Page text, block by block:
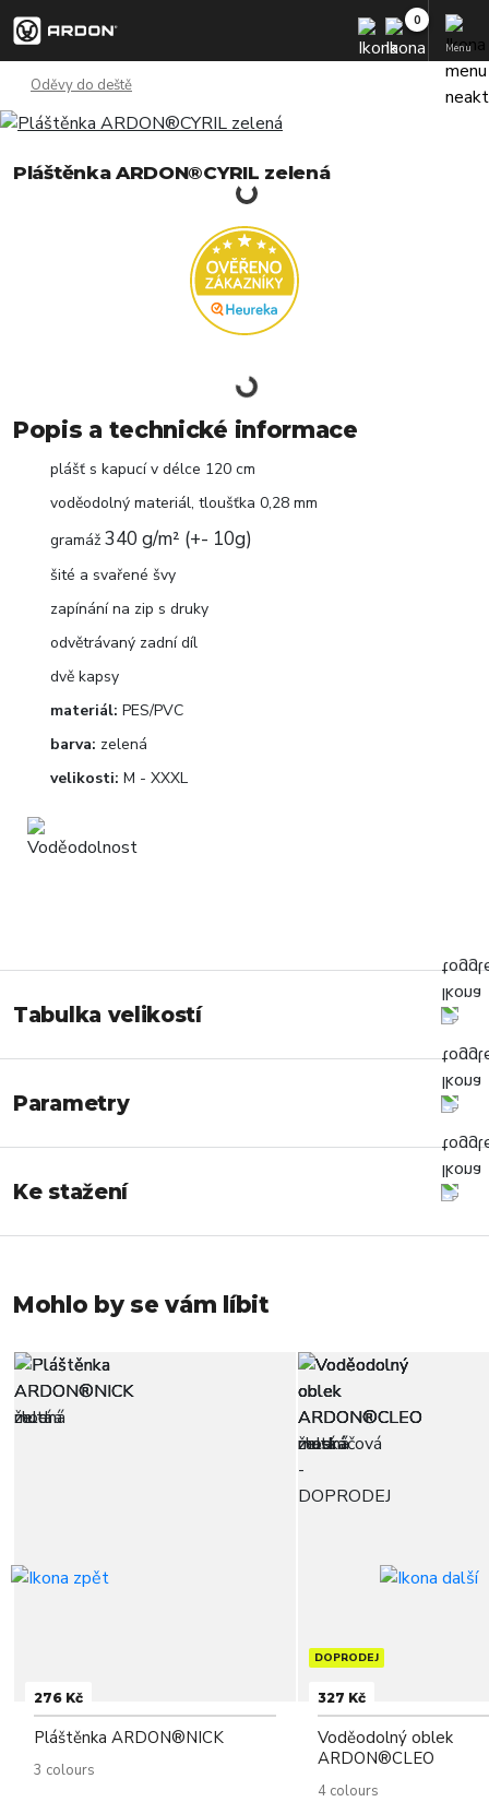
Menu
Oděvy do deště
Pláštěnka ARDON®CYRIL zelená
Popis a technické informace
plášť s kapucí v délce 120 cm
voděodolný materiál, tloušťka 0,28 mm
gramáž 340 g/m² (+- 10g)
šité a svařené švy
zapínání na zip s druky
odvětrávaný zadní díl
dvě kapsy
materiál: PES/PVC
barva: zelená
velikosti: M - XXXL
Tabulka velikostí
Parametry
Ke stažení
Mohlo by se vám líbit
276 Kč
Pláštěnka ARDON®NICK
3 colours
DOPRODEJ
327 Kč
Voděodolný oblek
ARDON®CLEO
4 colours